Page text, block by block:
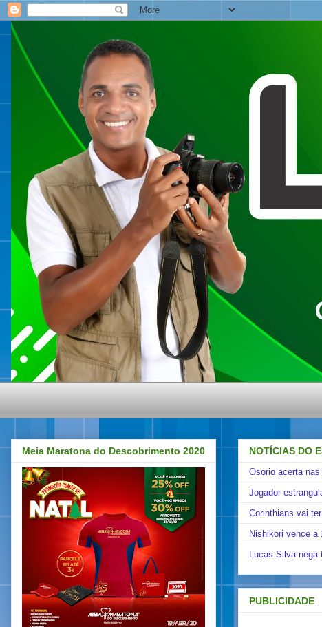
NOTÍCIAS DO
Osorio acerta
Jogador
Corinthians vai
Nishikori vence a
Lucas Silva
PUBLICIDADE
Meia Maratona do Descobrimento 2020